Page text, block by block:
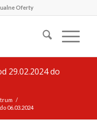
Oferty
29.02.2024 do
/
06.03.2024